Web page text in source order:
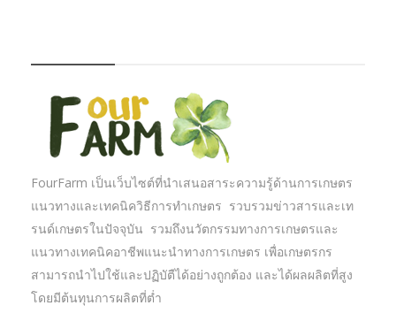
FourFarm เป็นเว็บไซต์ที่นำเสนอสาระความรู้ด้านการเกษตร
แนวทางและเทคนิควิธีการทำเกษตร รวบรวมข่าวสารและเท
รนด์เกษตรในปัจจุบัน รวมถึงนวัตกรรมทางการเกษตรและ
แนวทางเทคนิคอาชีพแนะนำทางการเกษตร เพื่อเกษตรกร
สามารถนำไปใช้และปฏิบัตืได้อย่างถูกต้อง และได้ผลผลิตที่สูง
โดยมีต้นทุนการผลิตที่ต่ำ